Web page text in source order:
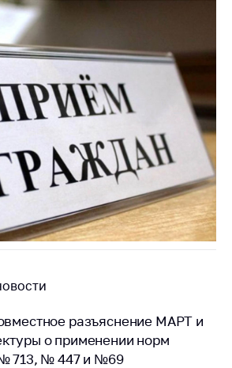
и
в
разъяснение МАРТ и
о применении норм
713, № 447 и №69